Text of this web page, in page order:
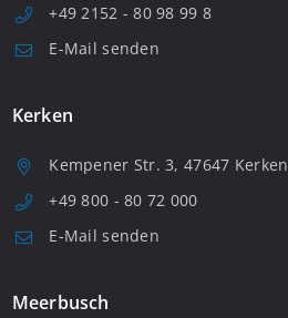
+49 2152 - 80 98 99 8
E-Mail senden
Kerken
Kempener Str. 3, 47647 Kerken
+49 800 - 80 72 000
E-Mail senden
Meerbusch